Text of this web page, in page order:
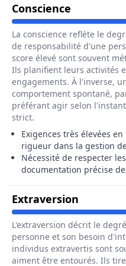
Conscience Pour Le
La conscience reflète le
de responsabilité d'une
score élevé sont souvent
Ils planifient leurs activités
engagements. À l'inverse,
comportement spontané,
préférant agir selon
strict.
Exigences très élevées
rigueur dans la gestion
Nécessité de respecter
documentation précise
Extraversion Pour
L'extraversion décrit le
personne et son besoin
individus extravertis sont
aiment être entourés. Ils